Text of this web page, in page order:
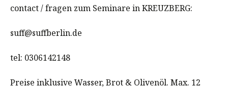
contact / fragen zum Seminare in KREUZBERG:
suff@suffberlin.de
tel: 0306142148
Preise inklusive Wasser, Brot & Olivenöl. Max. 12